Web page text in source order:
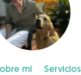
mí